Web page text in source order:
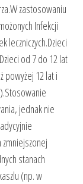
zastosowaniu
Infekcji
leczniczych.Dzieci
od 7 do 12 lat
powyżej 12 lat i
jednak nie
stanach
(np. w